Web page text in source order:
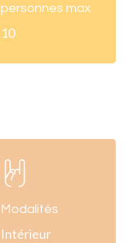
personnes max
10
Modalités
Intérieur